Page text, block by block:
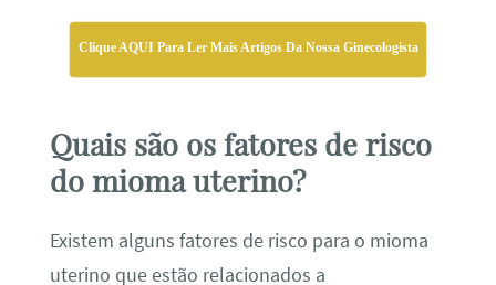
Clique AQUI Para Ler Mais Artigos Da Nossa Ginecologista
Quais são os fatores de risco
do mioma uterino?
Existem alguns fatores de risco para o mioma
uterino que estão relacionados a